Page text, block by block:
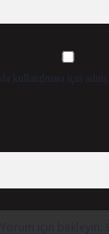
kullanılması için